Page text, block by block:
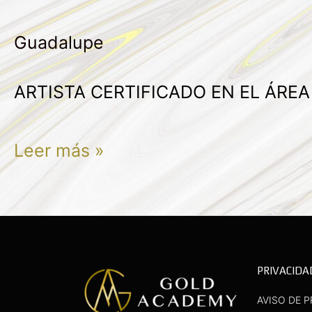
Guadalupe
ARTISTA CERTIFICADO EN EL
ABRAHAM
Leer más »
AVISO DE